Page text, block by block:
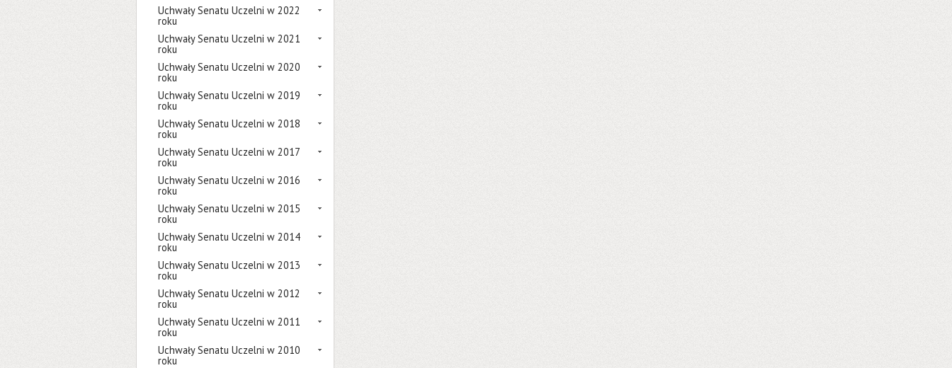
Uchwały Senatu Uczelni w 2022
roku
Uchwały Senatu Uczelni w 2021
roku
Uchwały Senatu Uczelni w 2020
roku
Uchwały Senatu Uczelni w 2019
roku
Uchwały Senatu Uczelni w 2018
roku
Uchwały Senatu Uczelni w 2017
roku
Uchwały Senatu Uczelni w 2016
roku
Uchwały Senatu Uczelni w 2015
roku
Uchwały Senatu Uczelni w 2014
roku
Uchwały Senatu Uczelni w 2013
roku
Uchwały Senatu Uczelni w 2012
roku
Uchwały Senatu Uczelni w 2011
roku
Uchwały Senatu Uczelni w 2010
roku